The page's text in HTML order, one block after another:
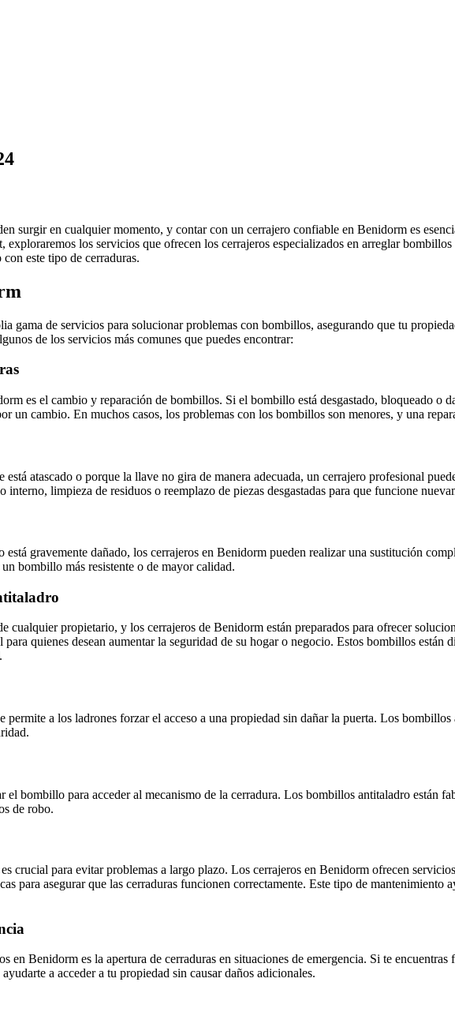
surgir en cualquier momento, y contar con un cerrajero confiable en Benidorm es
exploraremos los servicios que ofrecen los cerrajeros especializados en arreglar
este tipo de cerraduras.
gama de servicios para solucionar problemas con bombillos, asegurando que tu
de los servicios más comunes que puedes encontrar:
es el cambio y reparación de bombillos. Si el bombillo está desgastado, bloqueado o
un cambio. En muchos casos, los problemas con los bombillos son menores, y una
atascado o porque la llave no gira de manera adecuada, un cerrajero profesional
limpieza de residuos o reemplazo de piezas desgastadas para que funcione
gravemente dañado, los cerrajeros en Benidorm pueden realizar una sustitución
bombillo más resistente o de mayor calidad.
cualquier propietario, y los cerrajeros de Benidorm están preparados para ofrecer
quienes desean aumentar la seguridad de su hogar o negocio. Estos bombillos están
permite a los ladrones forzar el acceso a una propiedad sin dañar la puerta. Los
bombillo para acceder al mecanismo de la cerradura. Los bombillos antitaladro están
de robo.
crucial para evitar problemas a largo plazo. Los cerrajeros en Benidorm ofrecen
para asegurar que las cerraduras funcionen correctamente. Este tipo de
en Benidorm es la apertura de cerraduras en situaciones de emergencia. Si te
a acceder a tu propiedad sin causar daños adicionales.